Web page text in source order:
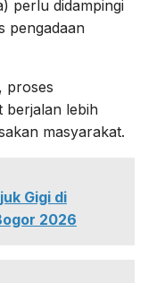
perlu didampingi
pengadaan
proses
berjalan lebih
masyarakat.
Gigi di
2026